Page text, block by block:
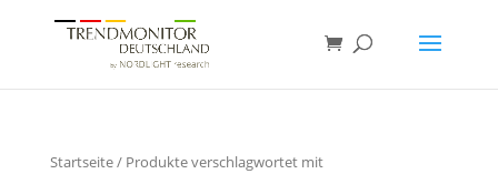
Startseite/ Produkte verschlagwortet mit